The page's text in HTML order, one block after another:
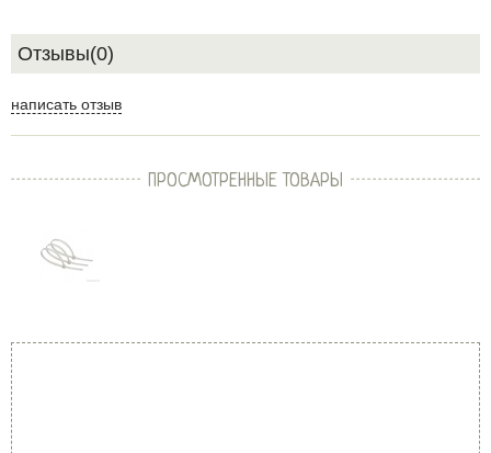
Отзывы(0)
написать отзыв
ПРОСМОТРЕННЫЕ ТОВАРЫ